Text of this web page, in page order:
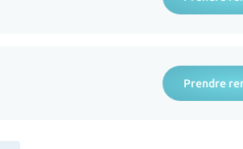
Prendre